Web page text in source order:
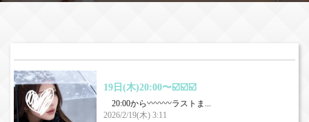
19日(木)20:00〜☑️☑️☑️
20:00から〰️〰️〰️ラストま...
2026/2/19(木) 3:11